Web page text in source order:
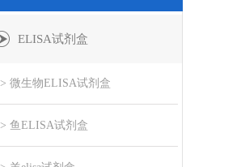
ELISA试剂盒
> 微生物ELISA试剂盒
> 鱼ELISA试剂盒